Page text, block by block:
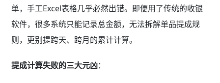
单，手工Excel表格几乎必然出错。即便用了传统的收银
软件，很多系统只能记录总金额，无法拆解单品提成规
则，更别提跨天、跨月的累计计算。
提成计算失败的三大元凶：